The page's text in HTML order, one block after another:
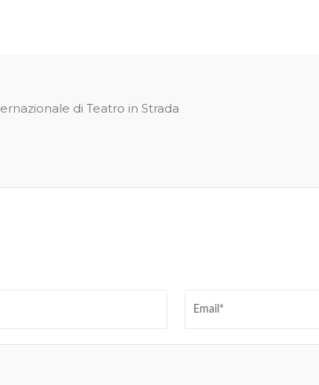
di Teatro in Strada